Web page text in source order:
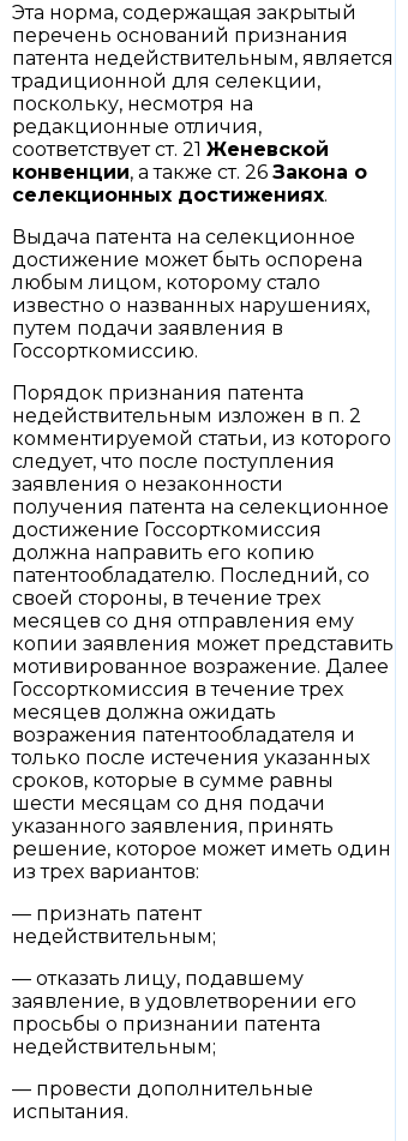
Эта норма, содержащая закрытый
перечень оснований признания
патента недействительным, является
традиционной для селекции,
поскольку, несмотря на
редакционные отличия,
соответствует ст. 21 Женевской
конвенции, а также ст. 26 Закона о
селекционных достижениях.
Выдача патента на селекционное
достижение может быть оспорена
любым лицом, которому стало
известно о названных нарушениях,
путем подачи заявления в
Госсорткомиссию.
Порядок признания патента
недействительным изложен в п. 2
комментируемой статьи, из которого
следует, что после поступления
заявления о незаконности
получения патента на селекционное
достижение Госсорткомиссия
должна направить его копию
патентообладателю. Последний, со
своей стороны, в течение трех
месяцев со дня отправления ему
копии заявления может представить
мотивированное возражение. Далее
Госсорткомиссия в течение трех
месяцев должна ожидать
возражения патентообладателя и
только после истечения указанных
сроков, которые в сумме равны
шести месяцам со дня подачи
указанного заявления, принять
решение, которое может иметь один
из трех вариантов:
— признать патент
недействительным;
— отказать лицу, подавшему
заявление, в удовлетворении его
просьбы о признании патента
недействительным;
— провести дополнительные
испытания.